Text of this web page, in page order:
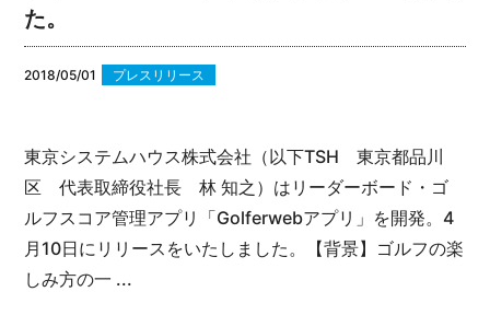
た。
2018/05/01 プレスリリース
東京システムハウス株式会社（以下TSH 東京都品川
区 代表取締役社長 林 知之）はリーダーボード・ゴ
ルフスコア管理アプリ「Golferwebアプリ」を開発。4
月10日にリリースをいたしました。
【背景】 ゴルフの楽
しみ方の一 ...